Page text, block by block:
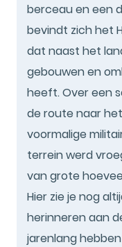
berceau en een
bevindt zich het
dat naast het
gebouwen en
heeft. Over een
de route naar
voormalige
terrein werd
van grote
Hier zie je nog
herinneren aan
jarenlang